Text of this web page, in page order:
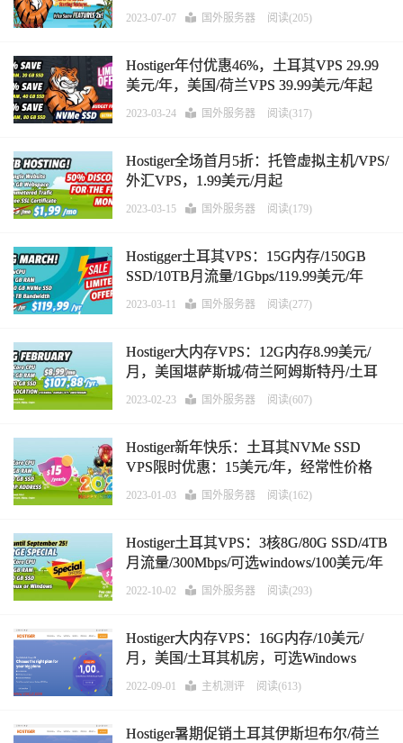
2023-07-07 国外服务器 阅读(205)
Hostiger年付优惠46%，土耳其VPS 29.99
美元/年，美国/荷兰VPS 39.99美元/年起
2023-03-24 国外服务器 阅读(317)
Hostiger全场首月5折：托管虚拟主机/VPS/
外汇VPS，1.99美元/月起
2023-03-15 国外服务器 阅读(179)
Hostigger土耳其VPS：15G内存/150GB
SSD/10TB月流量/1Gbps/119.99美元/年
2023-03-11 国外服务器 阅读(277)
Hostiger大内存VPS：12G内存8.99美元/
月，美国堪萨斯城/荷兰阿姆斯特丹/土耳
其伊斯坦布尔机房
2023-02-23 国外服务器 阅读(607)
Hostiger新年快乐：土耳其NVMe SSD
VPS限时优惠：15美元/年，经常性价格
2023-01-03 国外服务器 阅读(162)
Hostiger土耳其VPS：3核8G/80G SSD/4TB
月流量/300Mbps/可选windows/100美元/年
2022-10-02 国外服务器 阅读(293)
Hostiger大内存VPS：16G内存/10美元/
月，美国/土耳其机房，可选Windows
2022-09-01 主机测评 阅读(613)
Hostiger暑期促销土耳其伊斯坦布尔/荷兰